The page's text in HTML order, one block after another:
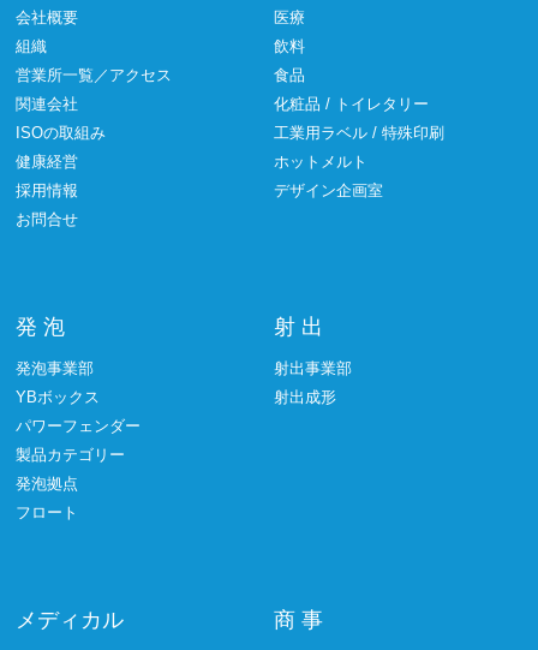
会社概要
組織
営業所一覧／アクセス
関連会社
ISOの取組み
健康経営
採用情報
お問合せ
医療
飲料
食品
化粧品 / トイレタリー
工業用ラベル / 特殊印刷
ホットメルト
デザイン企画室
発 泡
発泡事業部
YBボックス
パワーフェンダー
製品カテゴリー
発泡拠点
フロート
射 出
射出事業部
射出成形
メディカル 商 事